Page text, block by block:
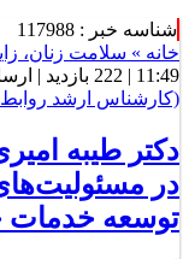
شناسه خبر : 117988
خانه » سلامت زنان،
11:49 |
222 بازدید |
(کارشناس ارشد
دکتر طیبه
در
توسعه خدمات